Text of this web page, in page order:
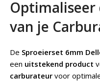
Optimaliseer
van je
De Sproeierset 6mm
een uitstekend product
carburateur voor